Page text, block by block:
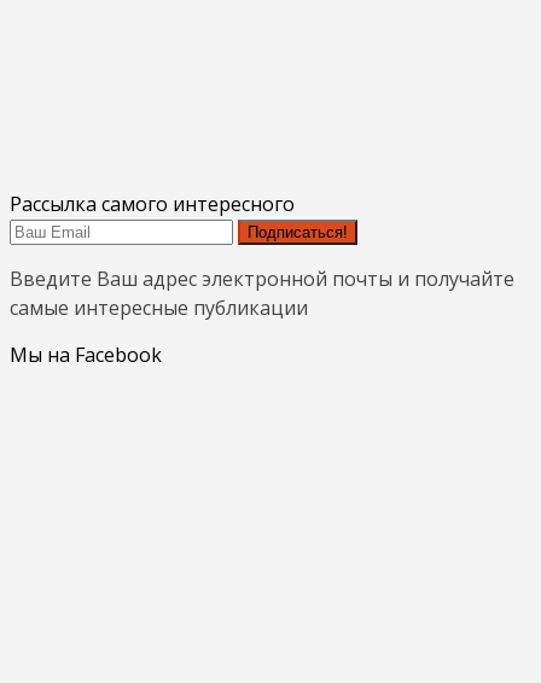
Рассылка самого интересного
Подписаться!
Введите Ваш адрес электронной почты и получайте
самые интересные публикации
Мы на Facebook